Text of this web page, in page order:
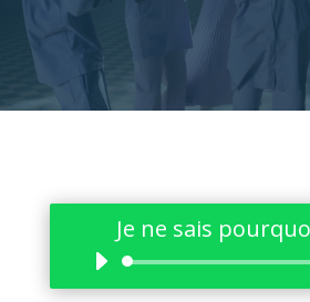
Je ne sais
Lecteur
audio